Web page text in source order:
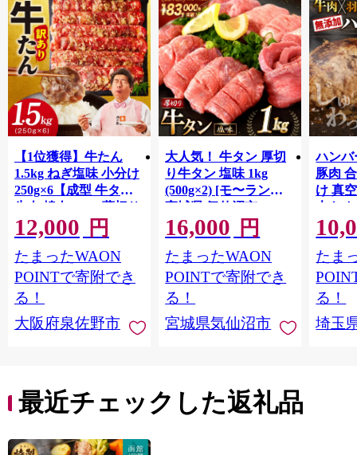
【1位獲得】牛たん
1.5kg ねぎ塩味 小分け
250g×6【成型 牛タン
牛肉 焼肉 BBQ 薄切り
ぎゅうたん スライス
訳あり サイズ不揃
い】 G4721
12,000 円
たまったWAON
POINTで寄附でき
る！
大阪府泉佐野市
大人気！ 牛タン 厚切
り牛タン 塩味 1kg
(500g×2) [モ〜ランド
宮城県 気仙沼市
20564660] 肉 牛肉 精肉
牛たん 牛タン塩 牛た
ん塩 冷凍 焼肉 BBQ ア
ウトドア バーベキュ
ー 厚切り タン
16,000 円
たまったWAON
POINTで寄附でき
る！
宮城県気仙沼市
ハンバ
豚肉
け 真
大き
保存
淡路島
ポーク
き肉
ず 惣
まみ
んのお
たま
る！
埼玉
最近チェックした返礼品